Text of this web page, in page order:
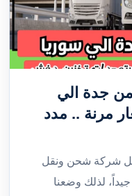
جدة الي
أسعار مرنة .. مدد
شركة شحن ونقل
لذلك وضعنا